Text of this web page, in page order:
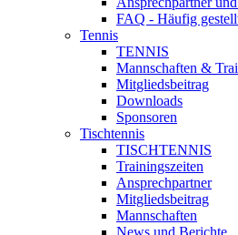
FAQ - Häufig
Tennis
TENNIS
Mannschaften &
Mitgliedsbeitrag
Downloads
Sponsoren
Tischtennis
TISCHTENNIS
Trainingszeiten
Ansprechpartner
Mitgliedsbeitrag
Mannschaften
News und Berichte